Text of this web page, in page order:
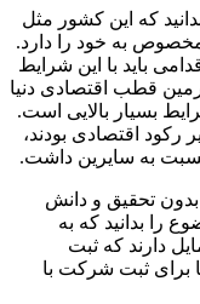
که این کشور مثل
به خود را دارد.
باید با این شرایط
قطب اقتصادی دنیا
بسیار بالایی است.
رکود اقتصادی بودند،
به سایرین داشت.
بدون تحقیق و دانش
را بدانید که به
دارند که ثبت
برای ثبت شرکت با